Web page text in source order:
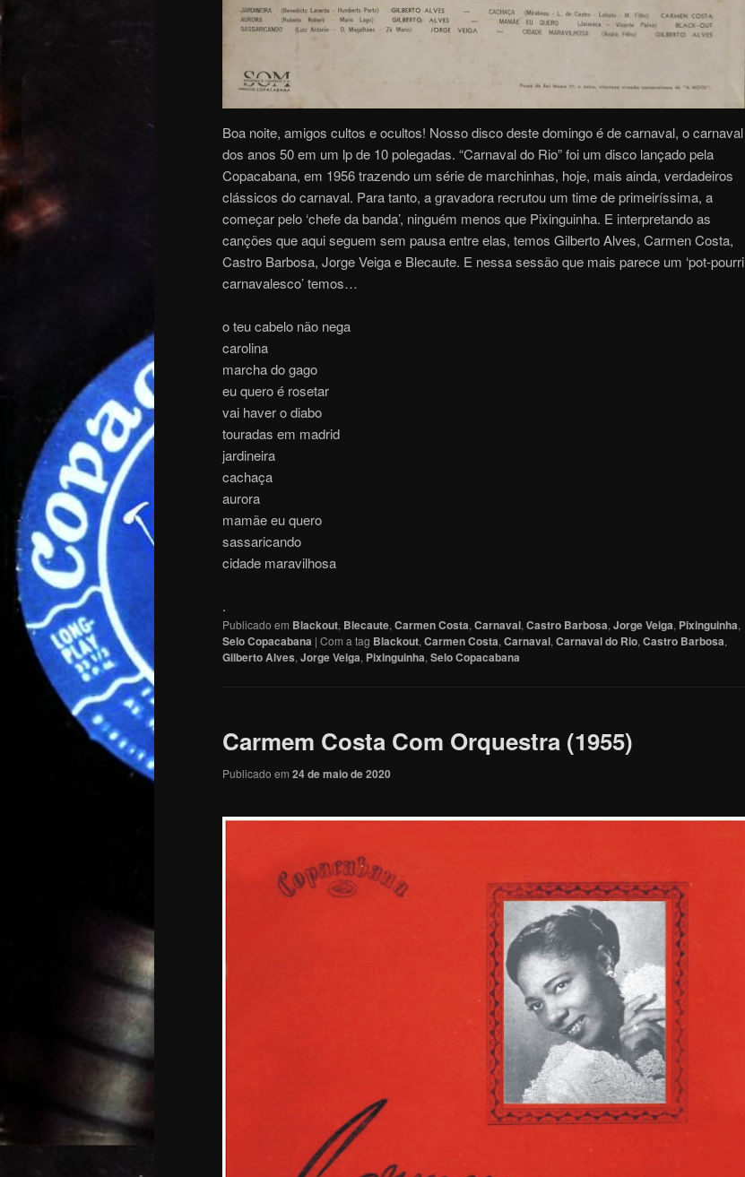
Boa noite, amigos cultos e ocultos! Nosso disco deste domingo é de carnaval, o carnaval
dos anos 50 em um lp de 10 polegadas. “Carnaval do Rio” foi um disco lançado pela
Copacabana, em 1956 trazendo um série de marchinhas, hoje, mais ainda, verdadeiros
clássicos do carnaval. Para tanto, a gravadora recrutou um time de primeiríssima, a
começar pelo ‘chefe da banda’, ninguém menos que Pixinguinha. E interpretando as
canções que aqui seguem sem pausa entre elas, temos Gilberto Alves, Carmen Costa,
Castro Barbosa, Jorge Veiga e Blecaute. E nessa sessão que mais parece um ‘pot-pourri
carnavalesco’ temos…
o teu cabelo não nega
carolina
marcha do gago
eu quero é rosetar
vai haver o diabo
touradas em madrid
jardineira
cachaça
aurora
mamãe eu quero
sassaricando
cidade maravilhosa
.
Publicado em Blackout, Blecaute, Carmen Costa, Carnaval, Castro Barbosa, Jorge Veiga, Pixinguinha,
Selo Copacabana | Com a tag Blackout, Carmen Costa, Carnaval, Carnaval do Rio, Castro Barbosa,
Gilberto Alves, Jorge Veiga, Pixinguinha, Selo Copacabana
Carmem Costa Com Orquestra (1955)
Publicado em 24 de maio de 2020